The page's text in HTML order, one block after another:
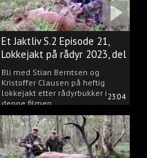
23:04
Et Jaktliv S.2 Episode 21,
Lokkejakt på rådyr 2023, del
3.
Bli med Stian Berntsen og
Kristoffer Clausen på heftig
lokkejakt etter rådyrbukker i
denne filmen.